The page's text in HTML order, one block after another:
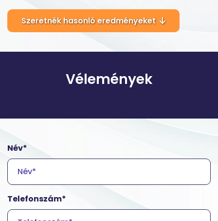
Szeretnék hasonló eredményeket
Vélemények
Név*
Telefonszám*